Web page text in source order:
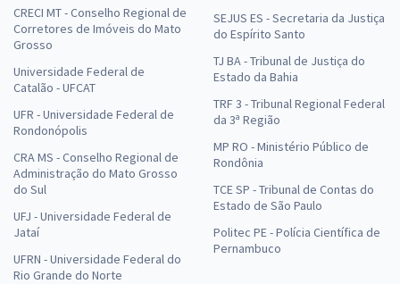
CRECI MT - Conselho Regional de
Corretores de Imóveis do Mato
Grosso
Universidade Federal de
Catalão - UFCAT
UFR - Universidade Federal de
Rondonópolis
CRA MS - Conselho Regional de
Administração do Mato Grosso
do Sul
UFJ - Universidade Federal de
Jataí
UFRN - Universidade Federal do
Rio Grande do Norte
SEJUS ES - Secretaria da Justiça
do Espírito Santo
TJ BA - Tribunal de Justiça do
Estado da Bahia
TRF 3 - Tribunal Regional Federal
da 3ª Região
MP RO - Ministério Público de
Rondônia
TCE SP - Tribunal de Contas do
Estado de São Paulo
Politec PE - Polícia Científica de
Pernambuco